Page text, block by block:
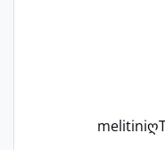
melitiniღ